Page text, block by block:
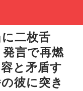
二枚舌
言で再燃
と矛盾す
彼に突き